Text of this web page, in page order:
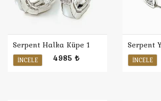
Serpent Halka Küpe 1
İNCELE 4985 ₺
Serpent
İNCELE